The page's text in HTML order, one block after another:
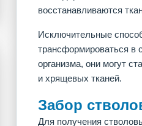
восстанавливаются
Исключительные
трансформироваться в
организма, они могут
и хрящевых тканей.
Забор
Для получения